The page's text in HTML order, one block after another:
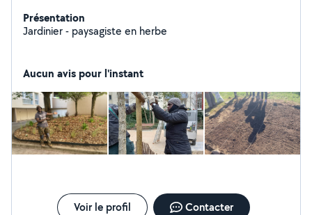
Présentation
Jardinier - paysagiste en herbe
Aucun avis pour l'instant
Voir le profil Contacter